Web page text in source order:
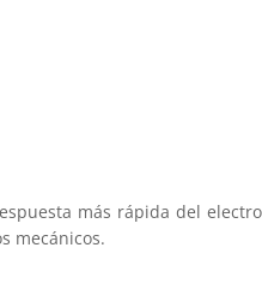
más rápida del
mecánicos.